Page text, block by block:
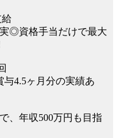
◎資格手当だけで最大
与4.5ヶ月分の実績あ
、年収500万円も目指